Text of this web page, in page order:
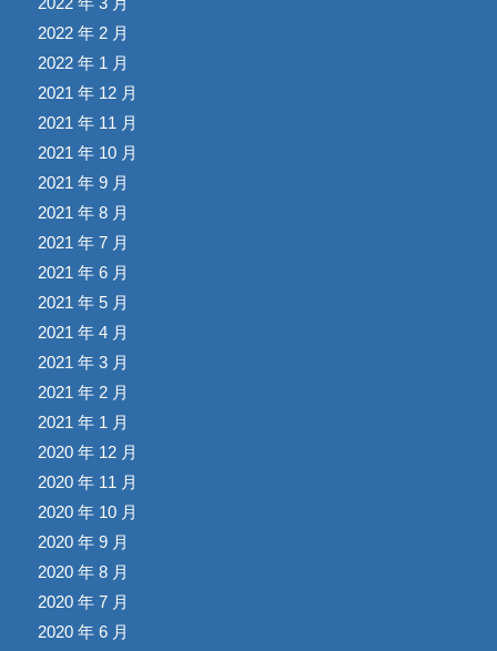
2022 年 2 月
2022 年 1 月
2021 年 12 月
2021 年 11 月
2021 年 10 月
2021 年 9 月
2021 年 8 月
2021 年 7 月
2021 年 6 月
2021 年 5 月
2021 年 4 月
2021 年 3 月
2021 年 2 月
2021 年 1 月
2020 年 12 月
2020 年 11 月
2020 年 10 月
2020 年 9 月
2020 年 8 月
2020 年 7 月
2020 年 6 月